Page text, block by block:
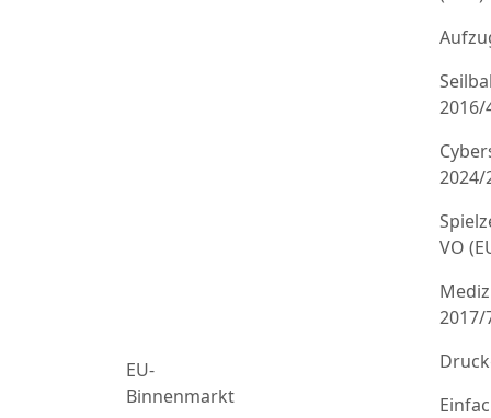
EU-
Binnenmarkt
2016/
2024/
VO
2017/